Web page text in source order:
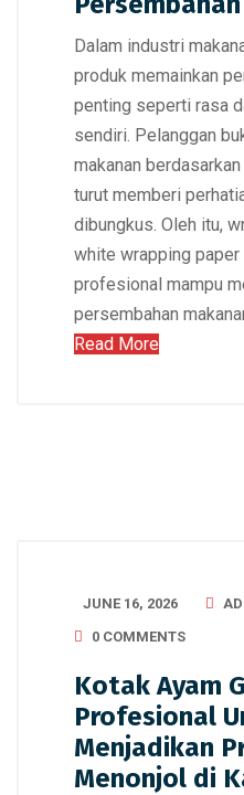
Dalam industri
produk memainkan
penting seperti rasa
sendiri. Pelanggan
makanan
turut memberi
dibungkus. Oleh itu,
white wrapping
profesional mampu
persembahan
Read More
JUNE 16, 2026
0 COMMENTS
Kotak Ayam
Profesional
Menjadikan
Menonjol di